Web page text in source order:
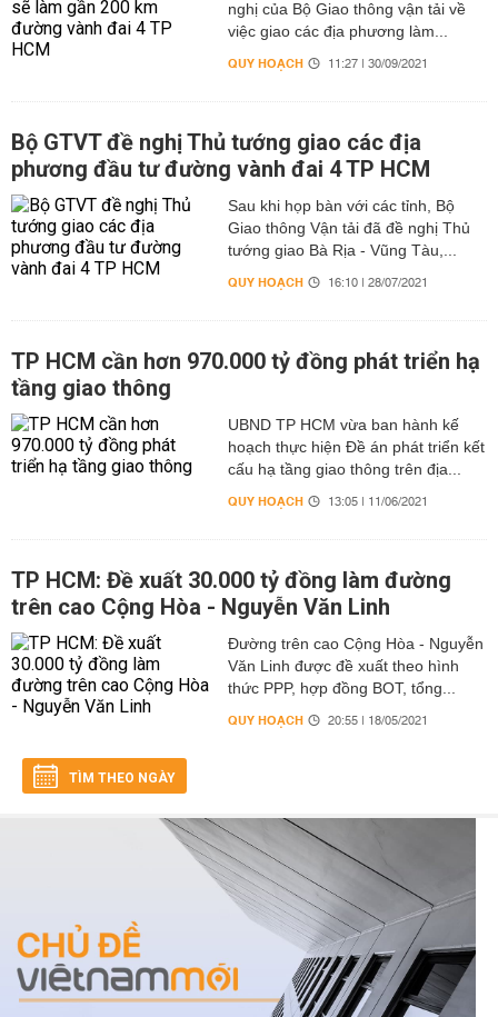
nghị của Bộ Giao thông vận tải về
việc giao các địa phương làm...
QUY HOẠCH 11:27 | 30/09/2021
Bộ GTVT đề nghị Thủ tướng giao các địa
phương đầu tư đường vành đai 4 TP HCM
Sau khi họp bàn với các tỉnh, Bộ
Giao thông Vận tải đã đề nghị Thủ
tướng giao Bà Rịa - Vũng Tàu,...
QUY HOẠCH 16:10 | 28/07/2021
TP HCM cần hơn 970.000 tỷ đồng phát triển hạ
tầng giao thông
UBND TP HCM vừa ban hành kế
hoạch thực hiện Đề án phát triển kết
cấu hạ tầng giao thông trên địa...
QUY HOẠCH 13:05 | 11/06/2021
TP HCM: Đề xuất 30.000 tỷ đồng làm đường
trên cao Cộng Hòa - Nguyễn Văn Linh
Đường trên cao Cộng Hòa - Nguyễn
Văn Linh được đề xuất theo hình
thức PPP, hợp đồng BOT, tổng...
QUY HOẠCH 20:55 | 18/05/2021
TÌM THEO NGÀY